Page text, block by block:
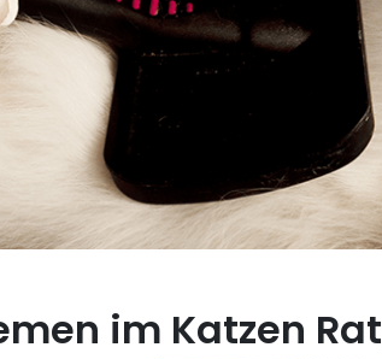
im Katzen